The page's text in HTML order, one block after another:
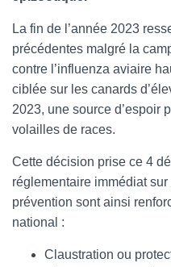
La fin de l’année 2023
précédentes malgré la
contre l’influenza aviaire
ciblée sur les canards
2023, une source d’espoir
volailles de races.
Cette décision prise ce 4
réglementaire immédiat
prévention sont ainsi
national :
Claustration ou